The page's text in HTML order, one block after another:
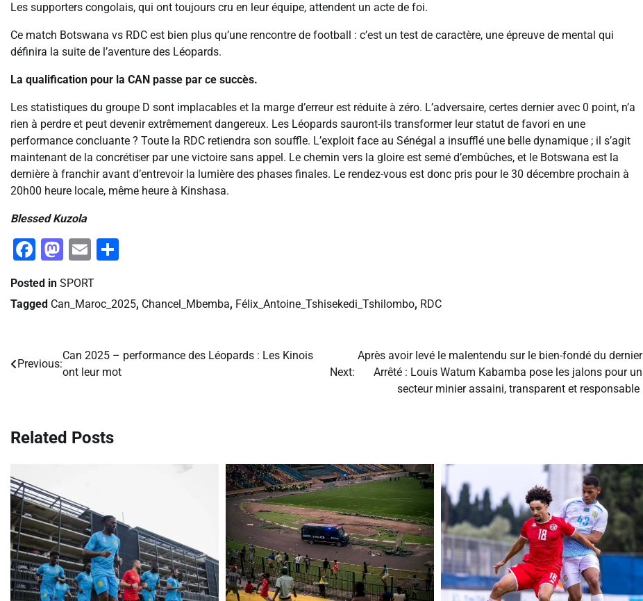
Les supporters congolais, qui ont toujours cru en leur équipe, attendent un acte de foi.
Ce match Botswana vs RDC est bien plus qu’une rencontre de football : c’est un test de caractère, une épreuve de mental qui
définira la suite de l’aventure des Léopards.
La qualification pour la CAN passe par ce succès.
Les statistiques du groupe D sont implacables et la marge d’erreur est réduite à zéro. L’adversaire, certes dernier avec 0 point, n’a
rien à perdre et peut devenir extrêmement dangereux. Les Léopards sauront-ils transformer leur statut de favori en une
performance concluante ? Toute la RDC retiendra son souffle. L’exploit face au Sénégal a insufflé une belle dynamique ; il s’agit
maintenant de la concrétiser par une victoire sans appel. Le chemin vers la gloire est semé d’embûches, et le Botswana est la
dernière à franchir avant d’entrevoir la lumière des phases finales. Le rendez-vous est donc pris pour le 30 décembre prochain à
20h00 heure locale, même heure à Kinshasa.
Blessed Kuzola
Facebook
Mastodon
Email
Posted in SPORT
Tagged Can_Maroc_2025, Chancel_Mbemba, Félix_Antoine_Tshisekedi_Tshilombo, RDC
Navigation
Previous:
Can 2025 – performance des Léopards : Les Kinois
ont leur mot
Next:
Après avoir levé le malentendu sur le bien-fondé du dernier
Arrêté : Louis Watum Kabamba pose les jalons pour un
secteur minier assaini, transparent et responsable
Related Posts